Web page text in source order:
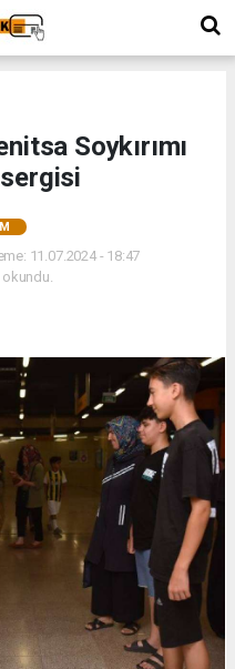
Soykırımı
11.07.2024 - 18:47